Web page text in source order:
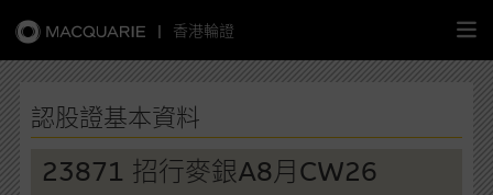
| 香港輪證
認股證基本資料
23871 招行麥銀A8月CW26